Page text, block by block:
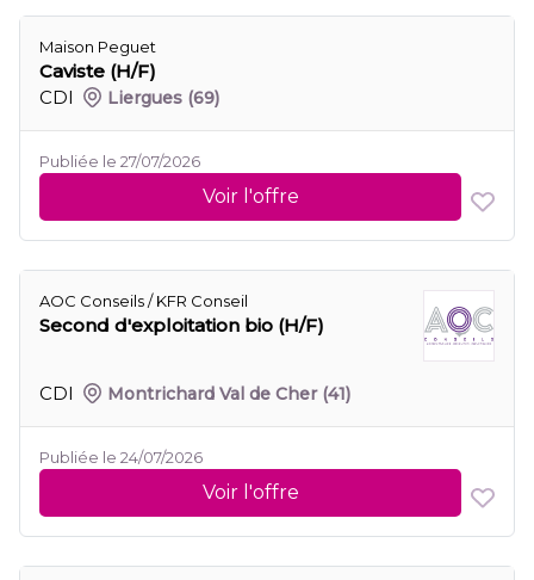
Maison Peguet
Caviste (H/F)
CDI
Liergues (69)
Publiée le 27/07/2026
Voir l'offre
AOC Conseils / KFR Conseil
Second d'exploitation bio (H/F)
CDI Montrichard Val de Cher (41)
Publiée le 24/07/2026
Voir l'offre